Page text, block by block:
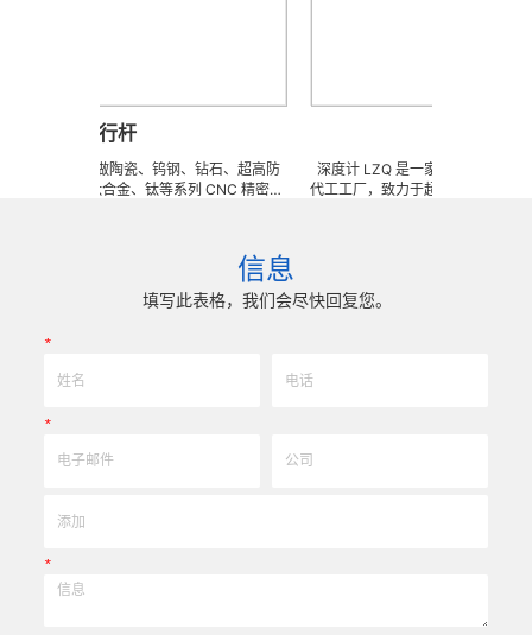
平行杆
样任意订做陶瓷、钨钢、钻石、超高防
锈钢、钛合金、钛等系列 CNC 精密刀
击、高精密度、组合成 型的加工，具
和高可至士 0.0005mm( ± 0.5um) 的
实现高效率、低成本的应用。
深度计 LZQ 是一家生产各种牙科种植
代工工厂，致力于超高防锈高硬度高耐
我们专业为客户生产成套手术工具。
来图来样任意定制各种牙科种植工具部
信息
填写此表格，我们会尽快回复您。
*
*
*